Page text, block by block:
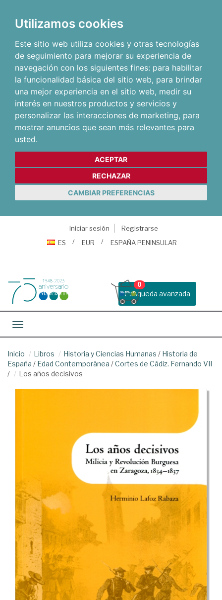
Utilizamos cookies
Este sitio web utiliza cookies y otras tecnologías
de seguimiento para mejorar su experiencia de
navegación con los siguientes fines: para habilitar
la funcionalidad básica del sitio web, para brindar
una mejor experiencia en el sitio web, medir su
interés en nuestros productos y servicios y
personalizar las interacciones de marketing, para
mostrar anuncios que sean más relevantes para
usted.
ACEPTAR
RECHAZAR
CAMBIAR PREFERENCIAS
Iniciar sesión
Registrarse
ES
EUR ESPAÑA PENINSULAR
Busqueda avanzada
0
Toggle navigation
Inicio Libros Historia y Ciencias Humanas / Historia de
España / Edad Contemporánea /Cortes de Cádiz. Fernando VII
/
Los años decisivos